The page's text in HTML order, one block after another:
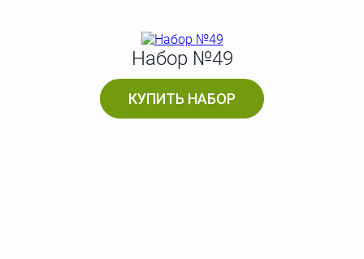
Набор №49
КУПИТЬ НАБОР